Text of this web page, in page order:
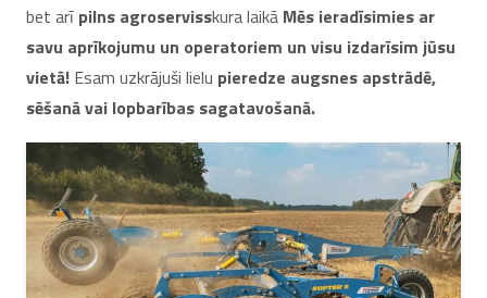
bet arī pilns agroservisskura laikā Mēs ieradīsimies ar
savu aprīkojumu un operatoriem un visu izdarīsim jūsu
vietā! Esam uzkrājuši lielu pieredze augsnes apstrādē,
sēšanā vai lopbarības sagatavošanā.